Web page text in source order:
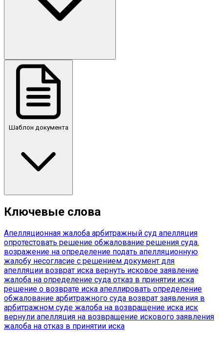
Шаблон документа
Ключевые слова
Апелляционная жалоба арбитражный суд апелляция
опротестовать решение обжалование решения суда.
возражение на определение подать апелляционную
жалобу несогласие с решением документ для
апелляции возврат иска вернуть исковое заявление
жалоба на определение суда отказ в принятии иска
решение о возврате иска апеллировать определение
обжалование арбитражного суда возврат заявления в
арбитражном суде жалоба на возвращение иска иск
вернули апелляция на возвращение искового заявления
жалоба на отказ в принятии иска